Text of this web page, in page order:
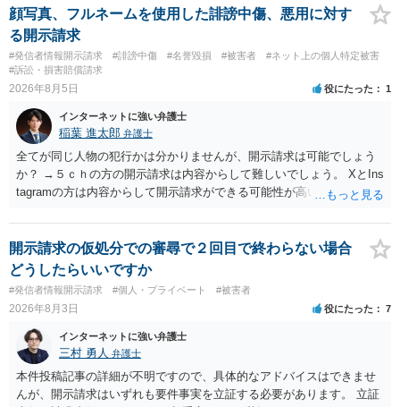
顔写真、フルネームを使用した誹謗中傷、悪用に対す
る開示請求
#発信者情報開示請求 #誹謗中傷 #名誉毀損 #被害者
#ネット上の個人特定被害
#訴訟・損害賠償請求
2026年8月5日 役にたった 1
インターネットに強い弁護士
稲葉 進太郎 弁護士
全てが同じ人物の犯行かは分かりませんが、開示請求は可能でしょう
か？ →５ｃｈの方の開示請求は内容からして難しいでしょう。 XとIns
tagramの方は内容からして開示請求ができる可能性が高いでしょう。
いでしょう。７月中にアカウントが削除されている場合、今から進め
ても失敗する可能性が高いように思われます。 相手を特定できた場
合、相手に全ての弁護士費用を負担させることは可能でしょうか？ →
訴訟外の交渉で相手方が認めれば負担させることができるでしょう。
訴訟で判決となった場合は、実際の弁護士費用が認められる場合と認
められない場合があり何ともいえないところでしょう。
開示請求の仮処分での審尋で２回目で終わらない場合
どうしたらいいですか
#発信者情報開示請求 #個人・プライベート #被害者
2026年8月3日 役にたった 7
インターネットに強い弁護士
三村 勇人 弁護士
本件投稿記事の詳細が不明ですので、具体的なアドバイスはできませ
んが、開示請求はいずれも要件事実を立証する必要があります。 立証